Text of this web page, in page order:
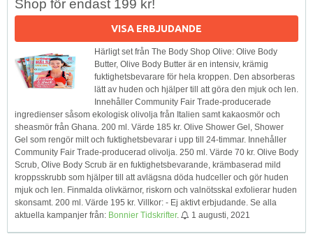
Shop för endast 199 kr!
VISA ERBJUDANDE
Härligt set från The Body Shop Olive: Olive Body
Butter, Olive Body Butter är en intensiv, krämig
fuktighetsbevarare för hela kroppen. Den absorberas
lätt av huden och hjälper till att göra den mjuk och len.
Innehåller Community Fair Trade-producerade
ingredienser såsom ekologisk olivolja från Italien samt kakaosmör och
sheasmör från Ghana. 200 ml. Värde 185 kr. Olive Shower Gel, Shower
Gel som rengör milt och fuktighetsbevarar i upp till 24-timmar. Innehåller
Community Fair Trade-producerad olivolja. 250 ml. Värde 70 kr. Olive Body
Scrub, Olive Body Scrub är en fuktighetsbevarande, krämbaserad mild
kroppsskrubb som hjälper till att avlägsna döda hudceller och gör huden
mjuk och len. Finmalda olivkärnor, riskorn och valnötsskal exfolierar huden
skonsamt. 200 ml. Värde 195 kr. Villkor: - Ej aktivt erbjudande. Se alla
aktuella kampanjer från: Bonnier Tidskrifter. 1 augusti, 2021